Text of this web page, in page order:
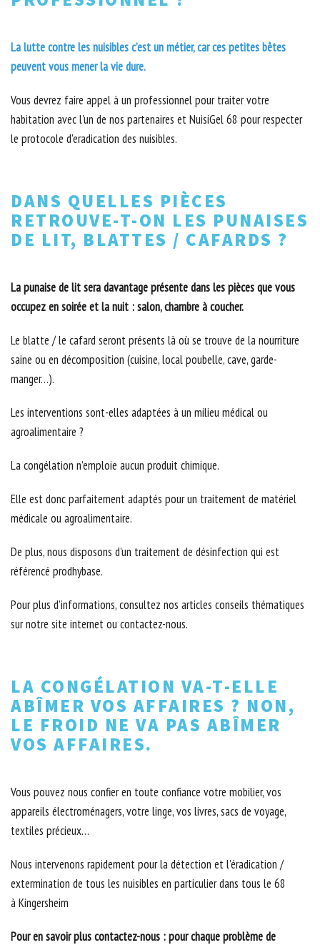
La lutte contre les nuisibles c’est un métier, car ces petites bêtes
peuvent vous mener la vie dure.
Vous devrez faire appel à un professionnel pour traiter votre
habitation avec l'un de nos partenaires et NuisiGel 68 pour respecter
le protocole d'eradication des nuisibles.
DANS QUELLES PIÈCES
RETROUVE-T-ON LES PUNAISES
DE LIT, BLATTES / CAFARDS ?
La punaise de lit sera davantage présente dans les pièces que vous
occupez en soirée et la nuit : salon, chambre à coucher.
Le blatte / le cafard seront présents là où se trouve de la nourriture
saine ou en décomposition (cuisine, local poubelle, cave, garde-
manger…).
Les interventions sont-elles adaptées à un milieu médical ou
agroalimentaire ?
La congélation n’emploie aucun produit chimique.
Elle est donc parfaitement adaptés pour un traitement de matériel
médicale ou agroalimentaire.
De plus, nous disposons d’un traitement de désinfection qui est
référencé prodhybase.
Pour plus d’informations, consultez nos articles conseils thématiques
sur notre site internet ou contactez-nous.
LA CONGÉLATION VA-T-ELLE
ABÎMER VOS AFFAIRES ? NON,
LE FROID NE VA PAS ABÎMER
VOS AFFAIRES.
Vous pouvez nous confier en toute confiance votre mobilier, vos
appareils électroménagers, votre linge, vos livres, sacs de voyage,
textiles précieux…
Nous intervenons rapidement pour la détection et l’éradication /
extermination de tous les nuisibles en particulier dans tous le 68
à Kingersheim
Pour en savoir plus contactez-nous : pour chaque problème de